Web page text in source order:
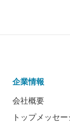
企業情報
会社概要
トップメッセー